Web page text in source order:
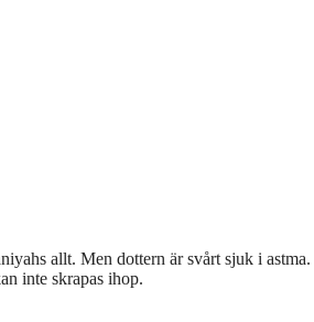
allt. Men dottern är svårt sjuk i astma.
inte skrapas ihop.